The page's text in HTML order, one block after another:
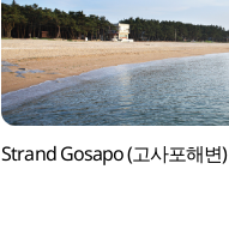
Strand Gosapo (고사포해변)